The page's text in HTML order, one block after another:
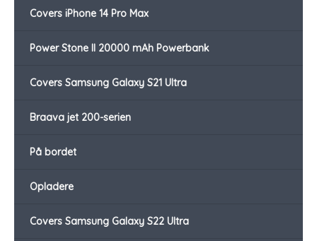
Covers iPhone 14 Pro Max
Power Stone II 20000 mAh Powerbank
Covers Samsung Galaxy S21 Ultra
Braava jet 200-serien
På bordet
Opladere
Covers Samsung Galaxy S22 Ultra